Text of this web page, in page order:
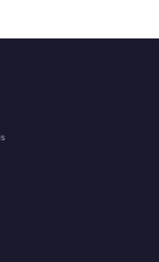
plastique flexible